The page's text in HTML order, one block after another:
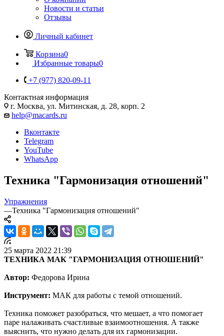
Новости и статьи
Отзывы
Личный кабинет
Корзина0
Избранные товары0
+7 (977) 820-09-11
Контактная информация
г. Москва, ул. Митинская, д. 28, корп. 2
help@macards.ru
Вконтакте
Telegram
YouTube
WhatsApp
Техника "Гармонизация отношений"
Упражнения
—Техника "Гармонизация отношений"
25 марта 2022 21:39
ТЕХНИКА МАК "ГАРМОНИЗАЦИЯ ОТНОШЕНИЙ"
Автор: Федорова Ирина
Инструмент: МАК для работы с темой отношений.
Техника поможет разобраться, что мешает, а что помогает
паре налаживать счастливые взаимоотношения. А также
выяснить, что нужно делать для их гармонизации.